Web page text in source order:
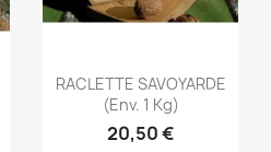
 Aperçu rapide
RACLETTE SAVOYARDE
(env. 1 Kg)
20,50 €